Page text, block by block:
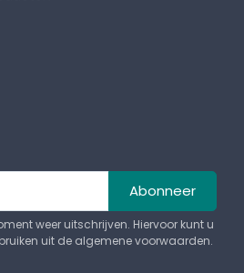
Abonneer
weer uitschrijven. Hiervoor kunt u
uit de algemene voorwaarden.